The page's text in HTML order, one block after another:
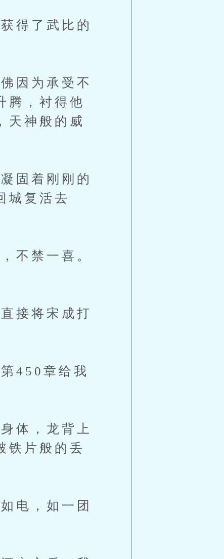
得了武比的
因为承受不
腾，衬得他
天神般的威
固着刚刚的
城复活去
不禁一喜。
接将宋成打
450章给我
体，龙背上
铁片般的丢
电，如一团